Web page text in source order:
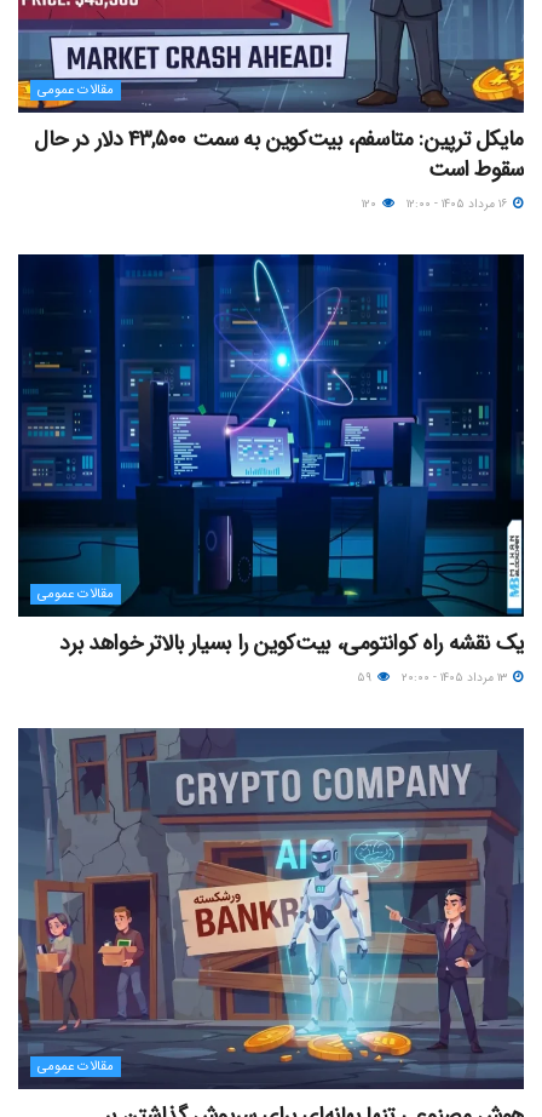
مقالات عمومی
مایکل ترپین: متاسفم، بیت‌کوین به سمت ۴۳,۵۰۰ دلار در حال
سقوط است
مقالات عمومی
یک نقشه راه کوانتومی، بیت‌کوین را بسیار بالاتر خواهد برد
مقالات عمومی